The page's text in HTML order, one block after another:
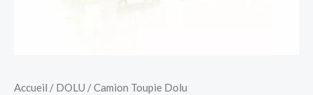
Accueil / DOLU / Camion Toupie Dolu